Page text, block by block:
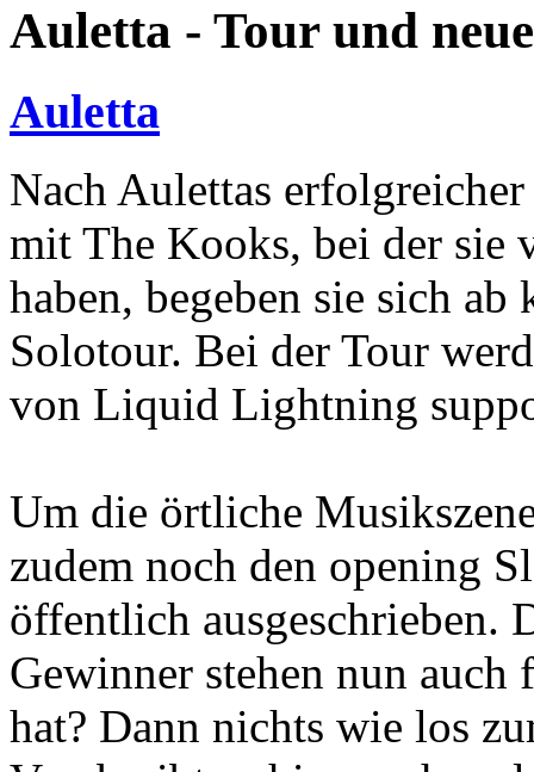
Auletta - Tour und
Auletta
Nach Aulettas
mit The Kooks, bei der sie
haben, begeben sie sich
Solotour. Bei der Tour
von Liquid Lightning
Um die örtliche
zudem noch den opening
öffentlich ausgeschrieben.
Gewinner stehen nun
hat? Dann nichts wie los